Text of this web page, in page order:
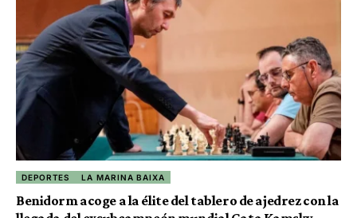
DEPORTES LA MARINA BAIXA
Benidorm acoge a la élite del tablero de ajedrez con la